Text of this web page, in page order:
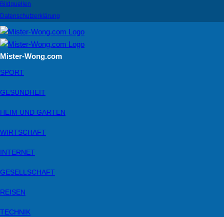
Bildquellen
Datenschutzerklärung
Mister-Wong.com
SPORT
GESUNDHEIT
HEIM UND GARTEN
WIRTSCHAFT
INTERNET
GESELLSCHAFT
REISEN
TECHNIK